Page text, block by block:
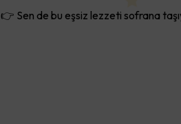
👉 Sen de bu eşsiz lezzeti sofrana